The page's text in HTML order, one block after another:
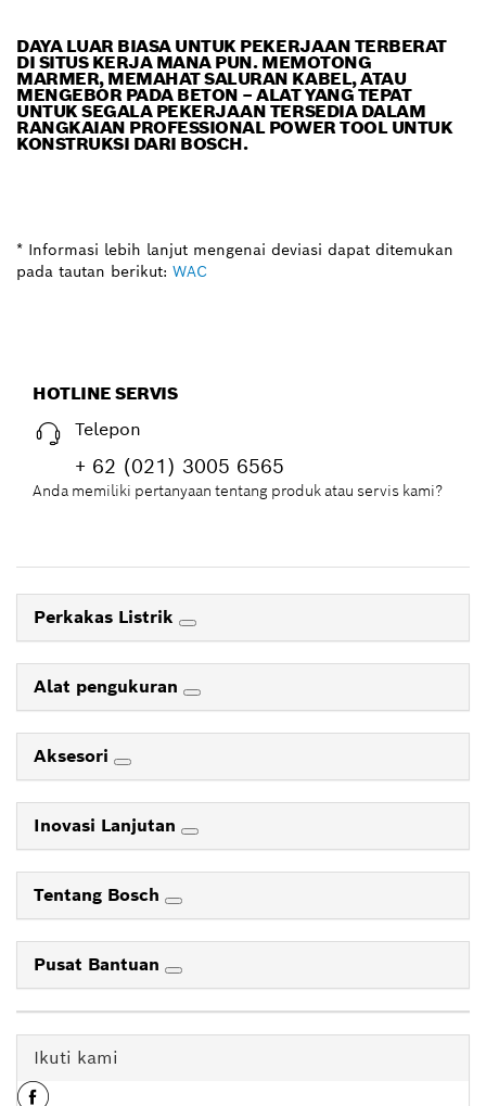
DAYA LUAR BIASA UNTUK PEKERJAAN TERBERAT
DI SITUS KERJA MANA PUN. MEMOTONG
MARMER, MEMAHAT SALURAN KABEL, ATAU
MENGEBOR PADA BETON – ALAT YANG TEPAT
UNTUK SEGALA PEKERJAAN TERSEDIA DALAM
RANGKAIAN PROFESSIONAL POWER TOOL UNTUK
KONSTRUKSI DARI BOSCH.
* Informasi lebih lanjut mengenai deviasi dapat ditemukan
pada tautan berikut: WAC
HOTLINE SERVIS
Telepon
+ 62 (021) 3005 6565
Anda memiliki pertanyaan tentang produk atau servis kami?
Perkakas Listrik
Alat pengukuran
Aksesori
Inovasi Lanjutan
Tentang Bosch
Pusat Bantuan
Ikuti kami